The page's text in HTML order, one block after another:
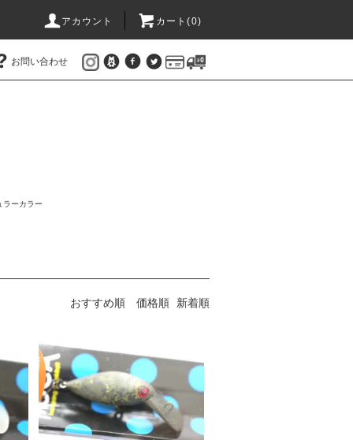
アカウント カート(0)
お問い合わせ
ラーカラー
おすすめ順 価格順 新着順